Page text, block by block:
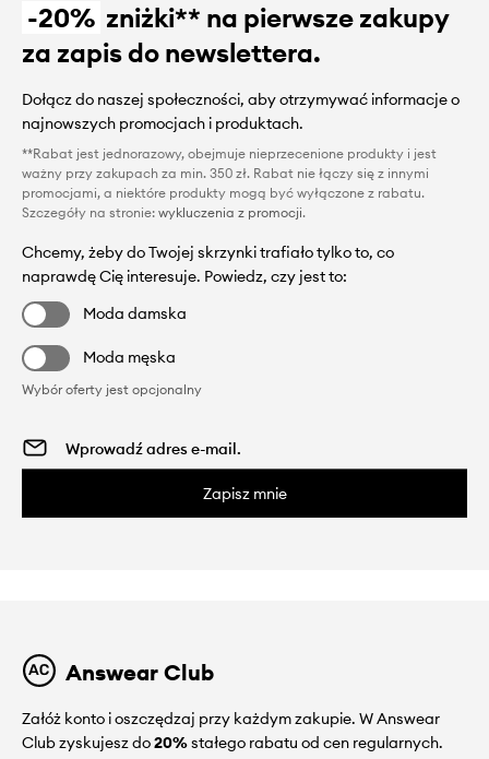
-20% zniżki** na pierwsze zakupy
za zapis do newslettera.
Dołącz do naszej społeczności, aby otrzymywać informacje o
najnowszych promocjach i produktach.
**Rabat jest jednorazowy, obejmuje nieprzecenione produkty i jest
ważny przy zakupach za min. 350 zł. Rabat nie łączy się z innymi
promocjami, a niektóre produkty mogą być wyłączone z rabatu.
Szczegóły na stronie: wykluczenia z promocji.
Chcemy, żeby do Twojej skrzynki trafiało tylko to, co
naprawdę Cię interesuje. Powiedz, czy jest to:
Moda damska
Moda męska
Wybór oferty jest opcjonalny
Zapisz mnie
Answear Club
Załóż konto i oszczędzaj przy każdym zakupie. W Answear
Club zyskujesz do20%stałego rabatu od cen regularnych.